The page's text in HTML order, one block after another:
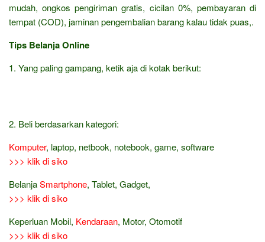
mudah, ongkos pengiriman gratis, cicilan 0%, pembayaran di
tempat (COD), jaminan pengembalian barang kalau tidak puas,.
Tips Belanja Online
1. Yang paling gampang, ketik aja di kotak berikut:
2. Beli berdasarkan kategori:
Komputer, laptop, netbook, notebook, game, software
>>> klik di siko
BelanjaSmartphone, Tablet, Gadget,
>>> klik di siko
Keperluan Mobil, Kendaraan, Motor, Otomotif
>>> klik di siko